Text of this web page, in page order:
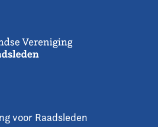
voor Raadsleden